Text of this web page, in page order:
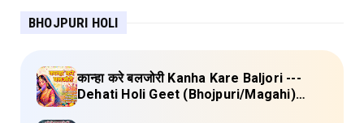
BHOJPURI HOLI
कान्हा करे बलजोरी Kanha Kare Baljori ---
Dehati Holi Geet (Bhojpuri/Magahi)